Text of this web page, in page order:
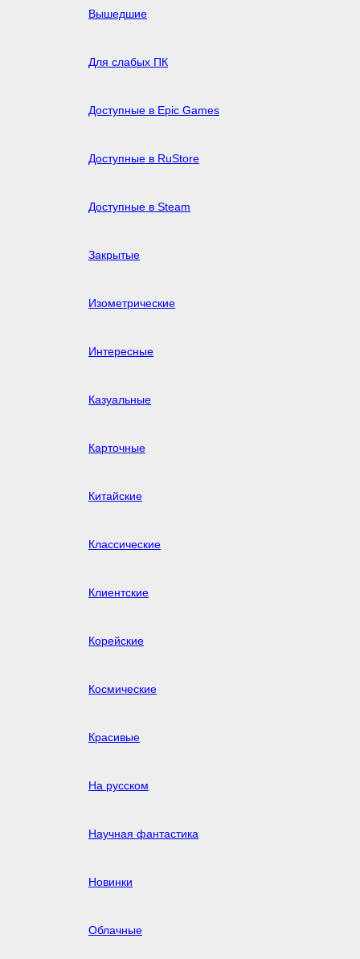
Вышедшие
Для слабых ПК
Доступные в Epic Games
Доступные в RuStore
Доступные в Steam
Закрытые
Изометрические
Интересные
Казуальные
Карточные
Китайские
Классические
Клиентские
Корейские
Космические
Красивые
На русском
Научная фантастика
Новинки
Облачные